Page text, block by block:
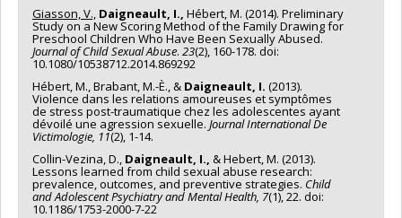
Giasson, V., Daigneault, I., Hébert, M. (2014). Preliminary
Study on a New Scoring Method of the Family Drawing for
Preschool Children Who Have Been Sexually Abused.
Journal of Child Sexual Abuse. 23(2), 160-178. doi:
10.1080/10538712.2014.869292
Hébert, M., Brabant, M.-È., & Daigneault, I. (2013).
Violence dans les relations amoureuses et symptômes
de stress post-traumatique chez les adolescentes ayant
dévoilé une agression sexuelle. Journal International De
Victimologie, 11(2), 1-14.
Collin-Vezina, D., Daigneault, I., & Hebert, M. (2013).
Lessons learned from child sexual abuse research:
prevalence, outcomes, and preventive strategies. Child
and Adolescent Psychiatry and Mental Health, 7(1), 22. doi:
10.1186/1753-2000-7-22